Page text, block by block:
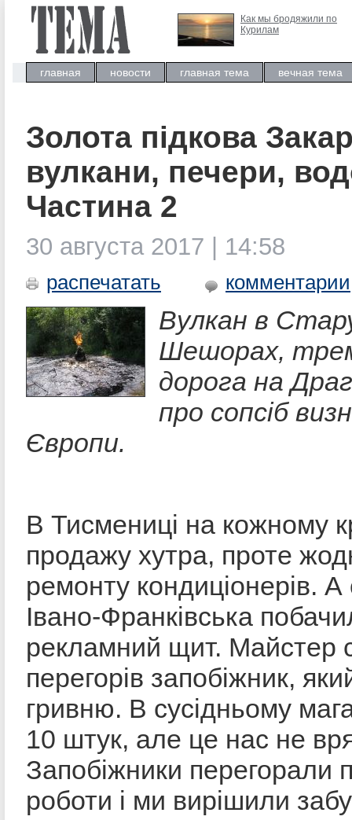
Как мы бродяжили по
Курилам
главная новости главная тема вечная тема
Золота підкова
вулкани, печери,
Частина 2
30 августа 2017 | 14:58
распечатать комментарии
Вулкан в
Шешорах,
дорога на
про сопсіб
Європи.
В Тисмениці на кожному
продажу хутра, проте
ремонту кондиціонерів. А
Івано-Франківська
рекламний щит. Майстер
перегорів запобіжник,
гривню. В сусідньому
10 штук, але це нас не
Запобіжники перегорали
роботи і ми вирішили